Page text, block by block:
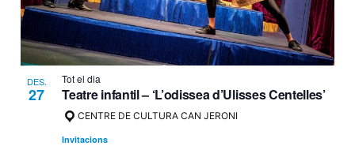
DES.
27
Tot el dia
Teatre infantil – ‘L’odissea d’Ulisses Centelles’
CENTRE DE CULTURA CAN JERONI
Invitacions